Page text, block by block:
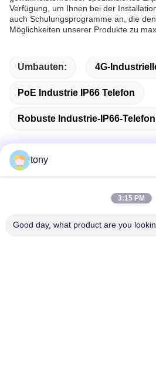
Verfügung, um Ihnen bei der
auch Schulungsprogramme an, die
Möglichkeiten unserer Produkte zu
Umbauten: 4G-
PoE Industrie IP66 Telefon
Robuste Industrie-IP66-Telefon
Schnelle Kontaktaufnahme
Adresse
tony
3:15 PM
Good day, what product are you